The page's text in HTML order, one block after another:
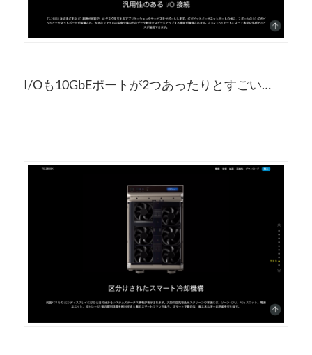
I/Oも10GbEポートが2つあったりとすごい…